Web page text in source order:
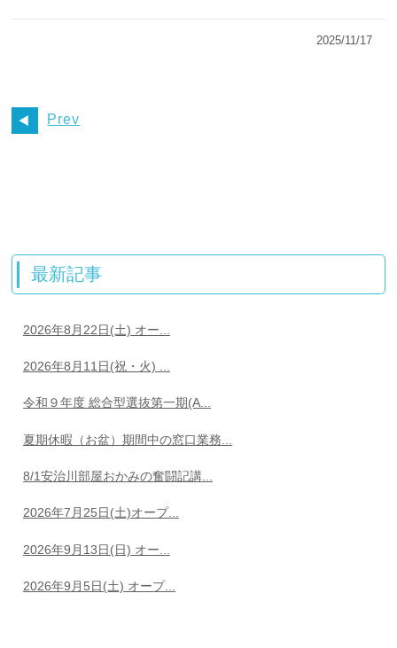
2025/11/17
Prev
最新記事
2026年8月22日(土) オー...
2026年8月11日(祝・火) ...
令和９年度 総合型選抜第一期(A...
夏期休暇（お盆）期間中の窓口業務...
8/1安治川部屋おかみの奮闘記講...
2026年7月25日(土)オープ...
2026年9月13日(日) オー...
2026年9月5日(土) オープ...